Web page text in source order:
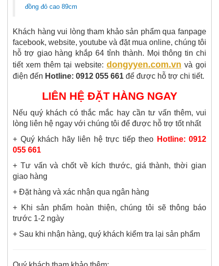
đồng đỏ cao 89cm
Khách hàng vui lòng tham khảo sản phẩm qua fanpage
facebook, website, youtube và đặt mua online, chúng tôi
hỗ trợ giao hàng khắp 64 tỉnh thành. Mọi thông tin chi
tiết xem thêm tại website: dongyyen.com.vn và gọi
điện đến Hotline: 0912 055 661 để được hỗ trợ chi tiết.
LIÊN HỆ ĐẶT HÀNG NGAY
Nếu quý khách có thắc mắc hay cần tư vấn thêm, vui
lòng liên hệ ngay với chúng tôi để được hỗ trợ tốt nhất
+ Quý khách hãy liên hệ trực tiếp theo Hotline: 0912
055 661
+ Tư vấn và chốt về kích thước, giá thành, thời gian
giao hàng
+ Đặt hàng và xác nhận qua ngân hàng
+ Khi sản phẩm hoàn thiện, chúng tôi sẽ thông báo
trước 1-2 ngày
+ Sau khi nhận hàng, quý khách kiểm tra lại sản phẩm